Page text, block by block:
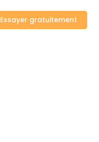
Essayer gratuitement